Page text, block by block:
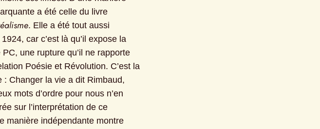
a été celle du livre
. Elle a été tout aussi
car c’est là qu’il expose la
une rupture qu’il ne rapporte
Poésie et Révolution. C’est la
Changer la vie a dit Rimbaud,
mots d’ordre pour nous n’en
sur l’interprétation de ce
manière indépendante montre